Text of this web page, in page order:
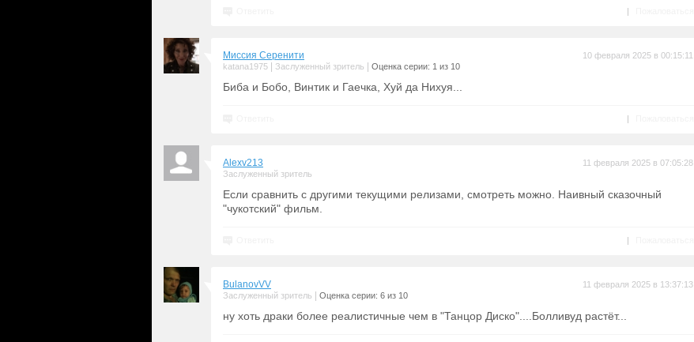
|
Миссия Серенити
katana1975 Заслуженный зритель Оценка серии: 1 из 10
10 февраля 2025 в 00:15:11
Биба и Бобо, Винтик и Гаечка, Хуй да Нихуя...
|
Alexv213
Заслуженный зритель
11 февраля 2025 в 07:05:28
Если сравнить с другими текущими релизами, смотреть можно. Наивный сказочный
"чукотский" фильм.
|
BulanovVV
Заслуженный зритель Оценка серии: 6 из 10
11 февраля 2025 в 13:37:13
ну хоть драки более реалистичные чем в "Танцор Диско"....Болливуд растёт...